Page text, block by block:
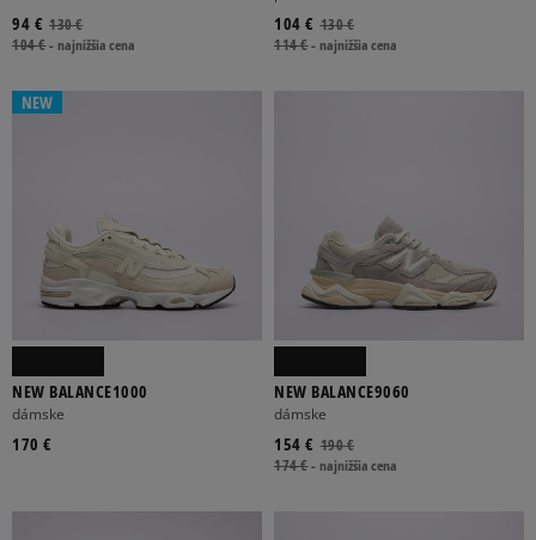
130 €
94 €
104 €-najnižšia cena
130 €
104 €
114 €-najnižšia cena
NEW
NEW BALANCE1000
dámske
170 €
NEW BALANCE9060
dámske
190 €
154 €
174 €-najnižšia cena